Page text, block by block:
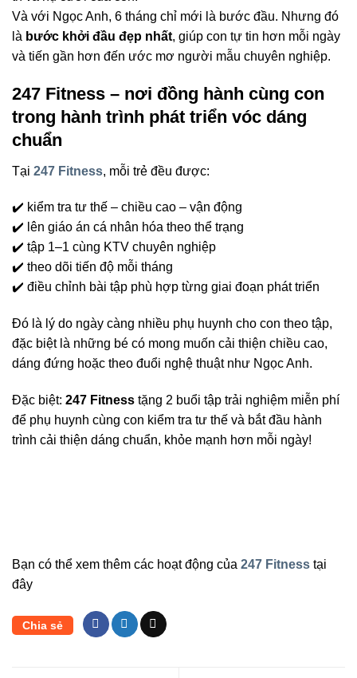
Và với Ngọc Anh, 6 tháng chỉ mới là bước đầu. Nhưng đó
là bước khởi đầu đẹp nhất, giúp con tự tin hơn mỗi ngày
và tiến gần hơn đến ước mơ người mẫu chuyên nghiệp.
247 Fitness – nơi đồng hành cùng con
trong hành trình phát triển vóc dáng
chuẩn
Tại 247 Fitness, mỗi trẻ đều được:
✔️ kiểm tra tư thế – chiều cao – vận động
✔️ lên giáo án cá nhân hóa theo thể trạng
✔️ tập 1–1 cùng KTV chuyên nghiệp
✔️ theo dõi tiến độ mỗi tháng
✔️ điều chỉnh bài tập phù hợp từng giai đoạn phát triển
Đó là lý do ngày càng nhiều phụ huynh cho con theo tập,
đặc biệt là những bé có mong muốn cải thiện chiều cao,
dáng đứng hoặc theo đuổi nghệ thuật như Ngọc Anh.
Đặc biệt: 247 Fitness tặng 2 buổi tập trải nghiệm miễn phí
để phụ huynh cùng con kiểm tra tư thế và bắt đầu hành
trình cải thiện dáng chuẩn, khỏe mạnh hơn mỗi ngày!
Bạn có thể xem thêm các hoạt động của 247 Fitness tại
đây
Chia sẻ